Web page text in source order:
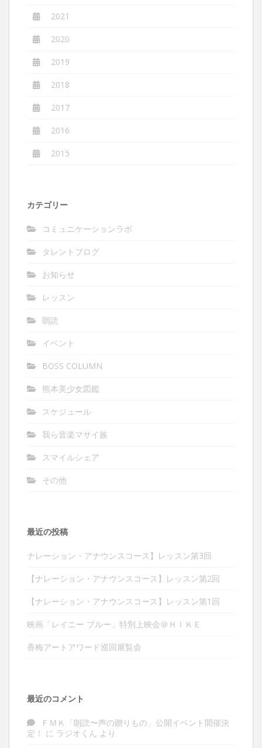
2021
2020
2019
2018
2017
2016
2015
カテゴリー
コミュニケーションラボ
タレントブログ
お知らせ
レッスン
朗読
イベント
BOSS COLUMN
熊本美少女図鑑
スケジュール
我ら音楽マサイ族
スマイルシェア
その他
最近の投稿
ナレーション・アナウンスコース】レッスン第3回
【ナレーション・アナウンスコース】レッスン第2回
【ナレーション・アナウンスコース】レッスン第1回
映画「レイニー ブルー」特別上映会＠ＨＩＫＥ
香梅アートアワード巡回展覧会
最近のコメント
ＦＭＫ「朗読〜声の贈りもの」公開イベント開催決
定！ に ラジオくん より